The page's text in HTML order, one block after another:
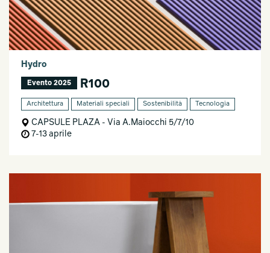
Hydro
Evento 2025 R100
Architettura Materiali speciali Sostenibilità Tecnologia
CAPSULE PLAZA - Via A.Maiocchi 5/7/10
7-13 aprile